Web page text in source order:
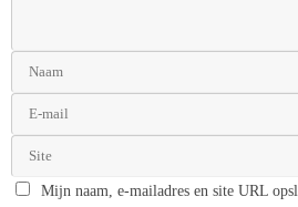
Mijn naam, e-mailadres en site URL